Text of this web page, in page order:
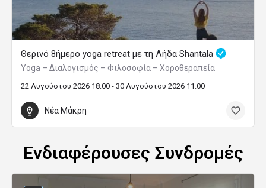
Θερινό 8ήμερο yoga retreat με τη Λήδα Shantala
Yoga – Διαλογισμός – Φιλοσοφία – Χοροθεραπεία
22 Αυγούστου 2026 18:00 - 30 Αυγούστου 2026 11:00
Νέα Μάκρη
Ενδιαφέρουσες Συνδρομές